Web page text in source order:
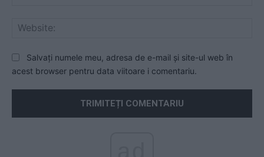
Salvați numele meu, adresa de e-mail și site-ul web în
acest browser pentru data viitoare i comentariu.